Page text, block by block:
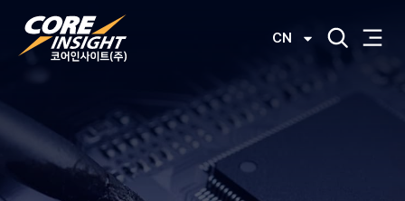
CN